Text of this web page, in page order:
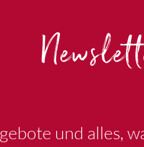
und alles,